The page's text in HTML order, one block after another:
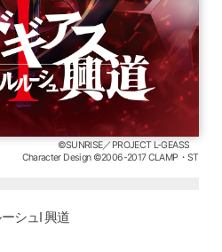
©SUNRISE／PROJECT L-GEASS
Character Design ©2006-2017 CLAMP・ST
シュⅠ 興道